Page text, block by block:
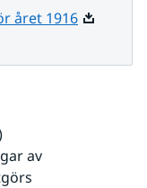
året 1916Pdf, 34.8
av